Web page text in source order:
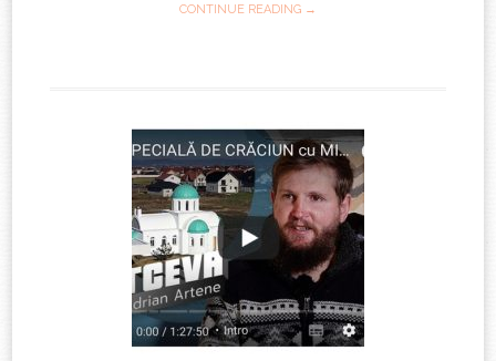
CONTINUE READING →